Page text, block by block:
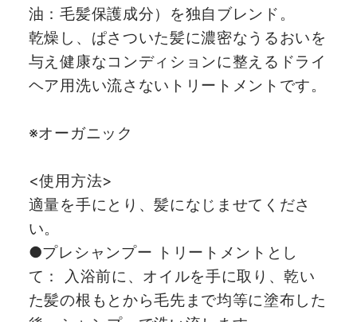
油：毛髪保護成分）を独自ブレンド。
乾燥し、ぱさついた髪に濃密なうるおいを
与え健康なコンディションに整えるドライ
ヘア用洗い流さないトリートメントです。
※オーガニック
<使用方法>
適量を手にとり、髪になじませてくださ
い。
●プレシャンプー トリートメントとし
て： 入浴前に、オイルを手に取り、乾い
た髪の根もとから毛先まで均等に塗布した